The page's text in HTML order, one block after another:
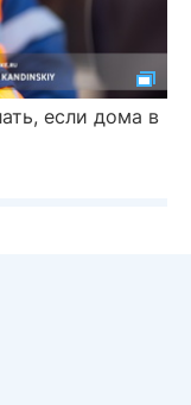
если дома в